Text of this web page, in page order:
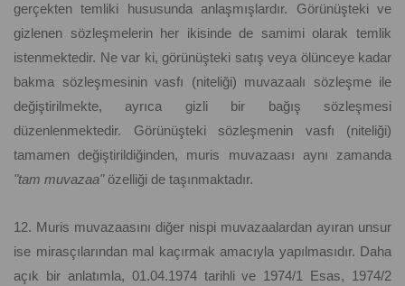
gerçekten temliki hususunda anlaşmışlardır. Görünüşteki ve
gizlenen sözleşmelerin her ikisinde de samimi olarak temlik
istenmektedir. Ne var ki, görünüşteki satış veya ölünceye kadar
bakma sözleşmesinin vasfı (niteliği) muvazaalı sözleşme ile
değiştirilmekte, ayrıca gizli bir bağış sözleşmesi
düzenlenmektedir. Görünüşteki sözleşmenin vasfı (niteliği)
tamamen değiştirildiğinden, muris muvazaası aynı zamanda
"tam muvazaa"özelliği de taşınmaktadır.
12. Muris muvazaasını diğer nispi muvazaalardan ayıran unsur
ise mirasçılarından mal kaçırmak amacıyla yapılmasıdır. Daha
açık bir anlatımla, 01.04.1974 tarihli ve 1974/1 Esas, 1974/2